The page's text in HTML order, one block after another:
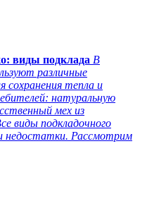
виды подклада В
различные
сохранения тепла и
натуральную
мех из
виды подкладочного
недостатки. Рассмотрим